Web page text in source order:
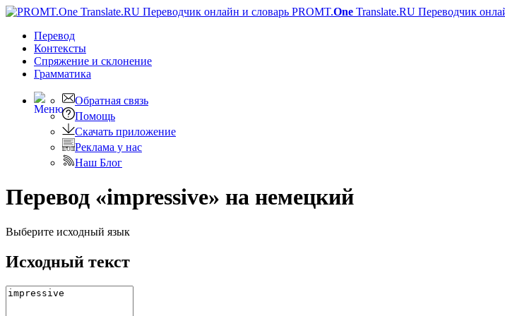
PROMT.One Translate.RU Переводчик
Перевод
Контексты
Спряжение и склонение
Грамматика
Обратная связь
Помощь
Скачать приложение
Реклама у нас
Наш Блог
Перевод «impressive» на немецкий
Выберите исходный язык
Исходный текст